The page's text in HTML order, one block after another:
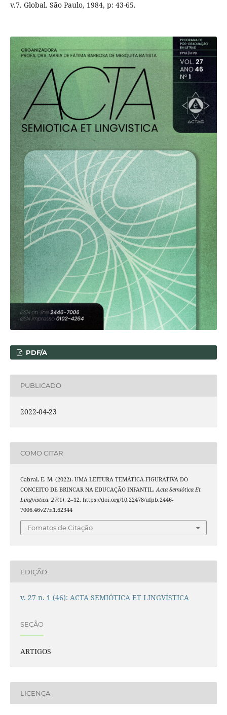
v.7. Global. São Paulo, 1984, p: 43-65.
PDF/A
PUBLICADO
2022-04-23
COMO CITAR
Cabral, E. M. (2022). UMA LEITURA TEMÁTICA-FIGURATIVA DO
CONCEITO DE BRINCAR NA EDUCAÇÃO INFANTIL. Acta Semiótica Et
Lingvistica, 27(1), 2–12. https://doi.org/10.22478/ufpb.2446-
7006.46v27n1.62344
Fomatos de Citação
EDIÇÃO
v. 27 n. 1 (46): ACTA SEMIÓTICA ET LINGVÍSTICA
SEÇÃO
ARTIGOS
LICENÇA